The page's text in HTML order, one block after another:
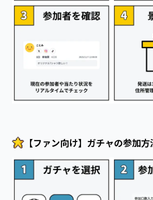
【ファン向け】ガチャの参加方